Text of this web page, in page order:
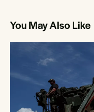
You May Also Like